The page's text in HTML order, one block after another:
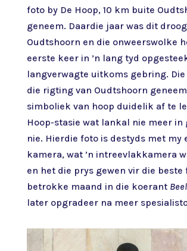
foto by De Hoop, 10 km buite
geneem. Daardie jaar was dit
Oudtshoorn en die onweerswolke
eerste keer in ’n lang tyd
langverwagte uitkoms gebring.
die rigting van Oudtshoorn
simboliek van hoop duidelik af te
Hoop-stasie wat lankal nie meer in
nie. Hierdie foto is destyds met my
kamera, wat ’n intreevlakkamera
en het die prys gewen vir die beste
betrokke maand in die koerant
later opgradeer na meer